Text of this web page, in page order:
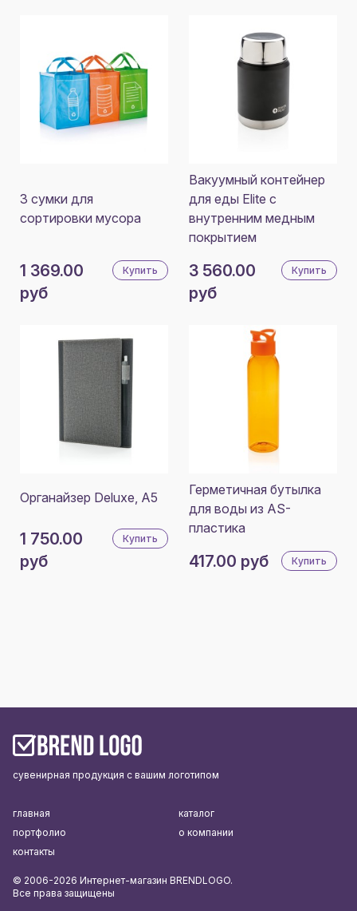
3 сумки для
сортировки мусора
1 369.00
руб
Купить
Вакуумный контейнер
для еды Elite с
внутренним медным
покрытием
3 560.00
руб
Купить
Органайзер Deluxe, A5
1 750.00
руб
Купить
Герметичная бутылка
для воды из AS-
пластика
417.00 руб Купить
сувенирная продукция с вашим логотипом
главная
каталог
портфолио
о компании
контакты
© 2006-2026 Интернет-магазин BRENDLOGO.
Все права защищены